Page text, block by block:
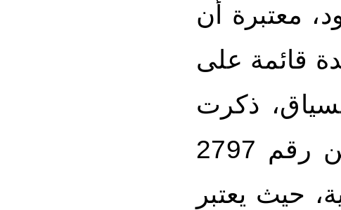
معتبرة أن
قائمة على
ذكرت
البعثة الأمريكية بأن قرار مجلس الأمن رقم 2797
حيث يعتبر